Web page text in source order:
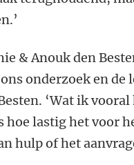
& Anouk den
onderzoek en de
‘Wat ik vooral
lastig het voor
hulp of het